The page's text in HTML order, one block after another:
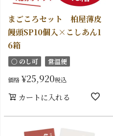
まごころセット 柏屋薄皮
饅頭SP10個入×こしあん1
6箱
〇 のし可 常温便
価格 ¥25,920税込
カートに入れる